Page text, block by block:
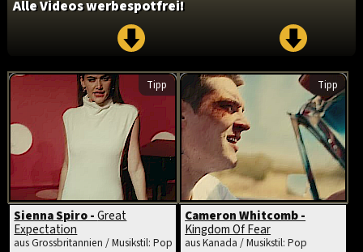
Alle Videos werbespotfrei!
Tipp
Sienna Spiro -Great
Expectation
aus Grossbritannien / Musikstil: Pop
Tipp
Cameron Whitcomb -
Kingdom Of Fear
aus Kanada / Musikstil: Pop